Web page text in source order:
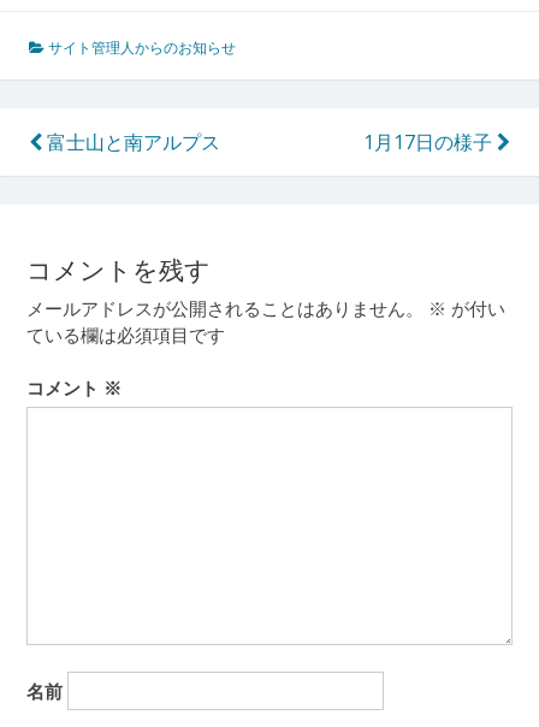
サイト管理人からのお知らせ
投
稿
ビ
ゲ
ー
シ
ョ
富士山と南アルプス 1月17日の様子
コメントを残す
メールアドレスが公開されることはありません。 ※ が付い
ている欄は必須項目です
コメント ※
名前